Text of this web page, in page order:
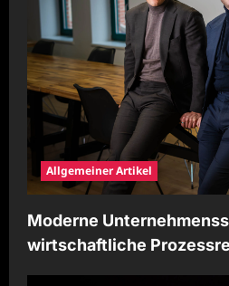
Allgemeiner Artikel
Moderne
wirtschaftliche